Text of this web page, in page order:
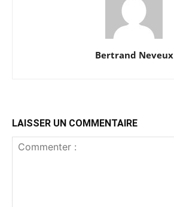
Bertrand Neveux
LAISSER UN COMMENTAIRE